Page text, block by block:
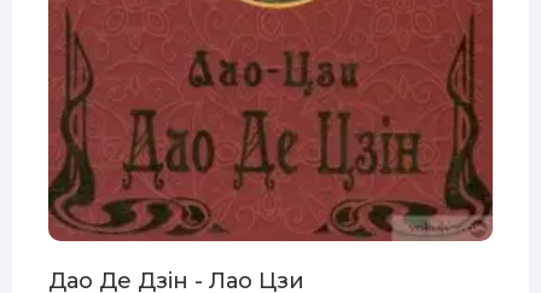
Дао Де Дзін - Лао Цзи